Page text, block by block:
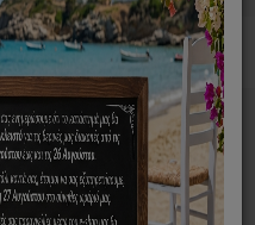
MENU
IZZY V808